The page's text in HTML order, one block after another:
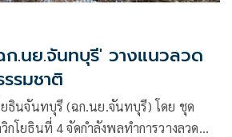
.นย.จันทบุรี' วางแนวลวด
รมชาติ
ธินจันทบุรี (ฉก.นย.จันทบุรี) โดย ชุด
โยธินที่ 4 จัดกำลังพลทำการวางลวด